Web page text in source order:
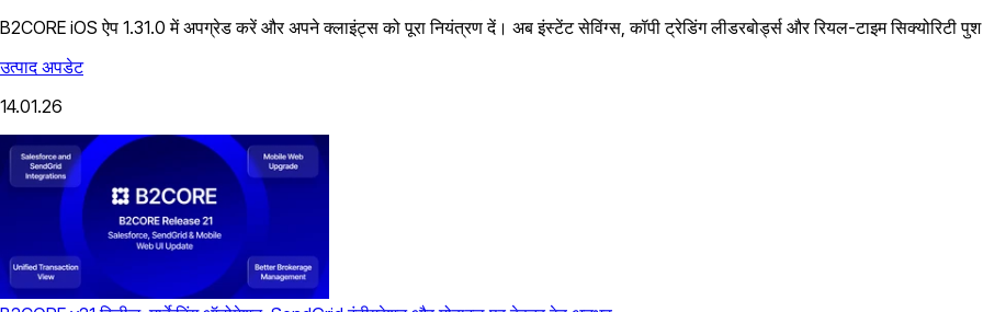
B2CORE iOS ऐप 1.31.0 में अपग्रेड करें और अपने क्लाइंट्स को पूरा नियंत्रण दें। अब इंस्टेंट सेविंग्स, कॉपी ट्रेडिंग लीडरबोर्ड्स और रियल-टाइम सिक्योरिटी
उत्पाद अपडेट
14.01.26